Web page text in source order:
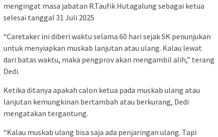
mengingat masa jabatan R.Taufik Hutagalung sebagai ketua
selesai tanggal 31 Juli 2025
“Caretaker ini diberi waktu selama 60 hari sejak SK penunjukan
untuk menyiapkan muskab lanjutan atau ulang. Kalau lewat
dari batas waktu, maka pengprov akan mengambil alih,” terang
Dedi.
Ketika ditanya apakah calon ketua pada muskab ulang atau
lanjutan kemungkinan bertambah atau berkurang, Dedi
mengatakan tergantung.
“Kalau muskab ulang bisa saja ada penjaringan ulang. Tapi